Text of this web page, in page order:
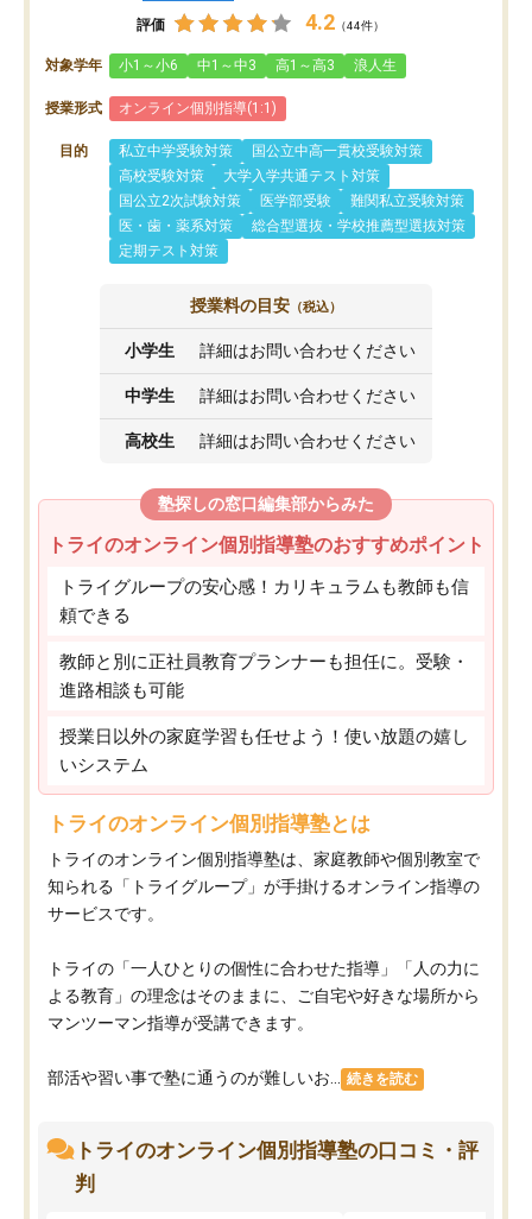
評価 4.2 （44件）
対象学年 小1～小6 中1～中3 高1～高3 浪人生
授業形式 オンライン個別指導(1:1)
目的 私立中学受験対策
国公立中高一貫校受験対策
高校受験対策
大学入学共通テスト対策
国公立2次試験対策
医学部受験
難関私立受験対策
医・歯・薬系対策
総合型選抜・学校推薦型選抜対策
定期テスト対策
授業料の目安 （税込）
小学生 詳細はお問い合わせください
中学生 詳細はお問い合わせください
高校生 詳細はお問い合わせください
塾探しの窓口編集部からみた
トライのオンライン個別指導塾のおすすめポイント
トライグループの安心感！カリキュラムも教師も信
頼できる
教師と別に正社員教育プランナーも担任に。受験・
進路相談も可能
授業日以外の家庭学習も任せよう！使い放題の嬉し
いシステム
トライのオンライン個別指導塾とは
トライのオンライン個別指導塾は、家庭教師や個別教室で
知られる「トライグループ」が手掛けるオンライン指導の
サービスです。
トライの「一人ひとりの個性に合わせた指導」「人の力に
よる教育」の理念はそのままに、ご自宅や好きな場所から
マンツーマン指導が受講できます。
部活や習い事で塾に通うのが難しいお... 続きを読む
トライのオンライン個別指導塾の口コミ・評
判